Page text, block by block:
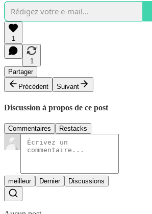
1
1
Partager
Précédent
Suivant
Discussion à propos de ce post
Commentaires Restacks
meilleur Dernier Discussions